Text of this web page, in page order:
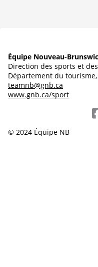
Équipe Nouveau-
Direction des sports et
Département du
teamnb@gnb.ca
www.gnb.ca/sport
© 2024 Équipe NB